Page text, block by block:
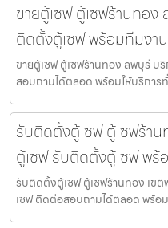
ขายตู้เซฟ ตู้เซฟร้านทอ
ติดตั้งตู้เซฟ พร้อมทีมงา
ขายตู้เซฟ ตู้เซฟร้านทอง ลพบุรี บ
สอบถามได้ตลอด พร้อมให้บริการ
รับติดตั้งตู้เซฟ ตู้เซฟร้าน
ตู้เซฟ รับติดตั้งตู้เซฟ พ
รับติดตั้งตู้เซฟ ตู้เซฟร้านทอง เข
เซฟ ติดต่อสอบถามได้ตลอด พร้อ